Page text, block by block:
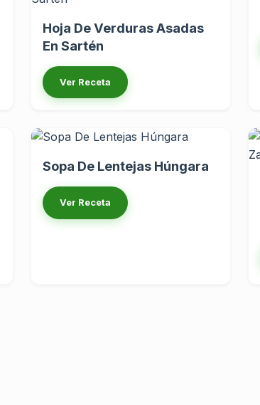
Hoja De Verduras Asadas
En Sartén
Ver Receta
Sopa De Lentejas Húngara
Ver Receta